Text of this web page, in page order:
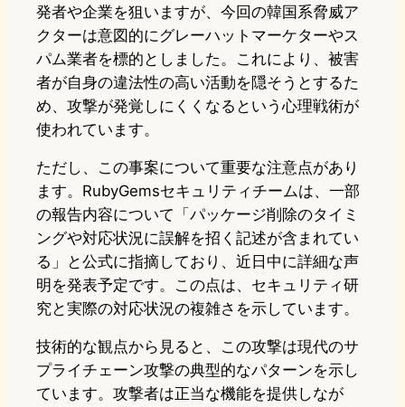
発者や企業を狙いますが、今回の韓国系脅威ア
クターは意図的にグレーハットマーケターやス
パム業者を標的としました。これにより、被害
者が自身の違法性の高い活動を隠そうとするた
め、攻撃が発覚しにくくなるという心理戦術が
使われています。
ただし、この事案について重要な注意点があり
ます。RubyGemsセキュリティチームは、一部
の報告内容について「パッケージ削除のタイミ
ングや対応状況に誤解を招く記述が含まれてい
る」と公式に指摘しており、近日中に詳細な声
明を発表予定です。この点は、セキュリティ研
究と実際の対応状況の複雑さを示しています。
技術的な観点から見ると、この攻撃は現代のサ
プライチェーン攻撃の典型的なパターンを示し
ています。攻撃者は正当な機能を提供しなが